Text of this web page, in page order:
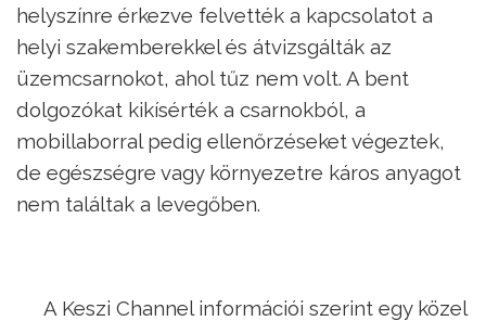
helyszínre érkezve felvették a kapcsolatot a
helyi szakemberekkel és átvizsgálták az
üzemcsarnokot, ahol tűz nem volt. A bent
dolgozókat kikísérték a csarnokból, a
mobillaborral pedig ellenőrzéseket végeztek,
de egészségre vagy környezetre káros anyagot
nem találtak a levegőben.
A Keszi Channel információi szerint egy közel